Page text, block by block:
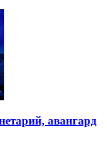
авангард